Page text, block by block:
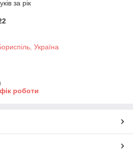
за рік
Україна
роботи